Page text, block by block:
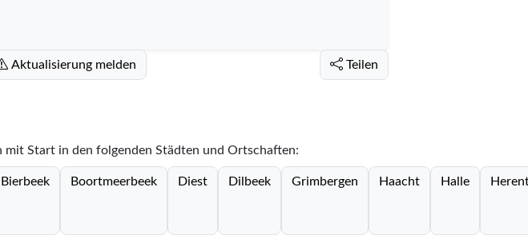
Aktualisierung melden Teilen
Start in den folgenden Städten und Ortschaften:
Bierbeek Boortmeerbeek Diest Dilbeek Grimbergen Haacht Halle